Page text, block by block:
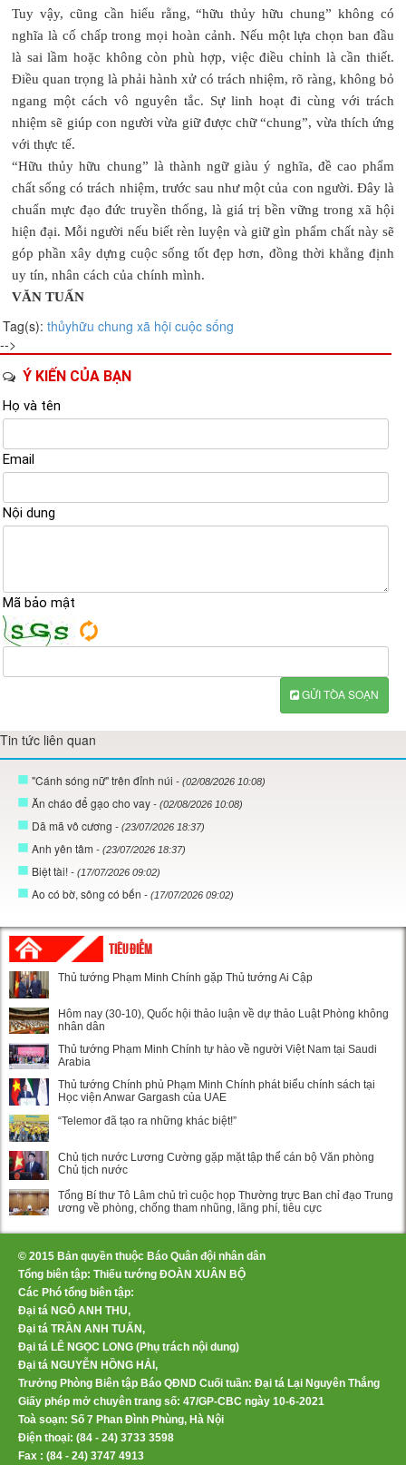
Tuy vậy, cũng cần hiểu rằng, “hữu thủy hữu chung” không có
nghĩa là cố chấp trong mọi hoàn cảnh. Nếu một lựa chọn ban đầu
là sai lầm hoặc không còn phù hợp, việc điều chỉnh là cần thiết.
Điều quan trọng là phải hành xử có trách nhiệm, rõ ràng, không bỏ
ngang một cách vô nguyên tắc. Sự linh hoạt đi cùng với trách
nhiệm sẽ giúp con người vừa giữ được chữ “chung”, vừa thích ứng
với thực tế.
“Hữu thủy hữu chung” là thành ngữ giàu ý nghĩa, đề cao phẩm
chất sống có trách nhiệm, trước sau như một của con người. Đây là
chuẩn mực đạo đức truyền thống, là giá trị bền vững trong xã hội
hiện đại. Mỗi người nếu biết rèn luyện và giữ gìn phẩm chất này sẽ
góp phần xây dựng cuộc sống tốt đẹp hơn, đồng thời khẳng định
uy tín, nhân cách của chính mình.
VĂN TUẤN
Tag(s): thủyhữu chung xã hội cuộc sống
-->
Ý KIẾN CỦA BẠN
Họ và tên
Email
Nội dung
Mã bảo mật
GỬI TÒA SOẠN
Tin tức liên quan
"Cánh sóng nữ" trên đỉnh núi - (02/08/2026 10:08)
Ăn cháo để gạo cho vay - (02/08/2026 10:08)
Dã mã vô cương - (23/07/2026 18:37)
Anh yên tâm - (23/07/2026 18:37)
Biệt tài! - (17/07/2026 09:02)
Ao có bờ, sông có bến - (17/07/2026 09:02)
TIÊU ĐIỂM
Thủ tướng Phạm Minh Chính gặp Thủ tướng Ai Cập
Hôm nay (30-10), Quốc hội thảo luận về dự thảo Luật Phòng không
nhân dân
Thủ tướng Phạm Minh Chính tự hào về người Việt Nam tại Saudi
Arabia
Thủ tướng Chính phủ Phạm Minh Chính phát biểu chính sách tại
Học viện Anwar Gargash của UAE
“Telemor đã tạo ra những khác biệt!”
Chủ tịch nước Lương Cường gặp mặt tập thể cán bộ Văn phòng
Chủ tịch nước
Tổng Bí thư Tô Lâm chủ trì cuộc họp Thường trực Ban chỉ đạo Trung
ương về phòng, chống tham nhũng, lãng phí, tiêu cực
© 2015 Bản quyền thuộc Báo Quân đội nhân dân
Tổng biên tập: Thiếu tướng ĐOÀN XUÂN BỘ
Các Phó tổng biên tập:
Đại tá NGÔ ANH THU,
Đại tá TRẦN ANH TUẤN,
Đại tá LÊ NGỌC LONG (Phụ trách nội dung)
Đại tá NGUYỄN HỒNG HẢI,
Trưởng Phòng Biên tập Báo QĐND Cuối tuần: Đại tá Lại Nguyên Thắng
Giấy phép mở chuyên trang số: 47/GP-CBC ngày 10-6-2021
Toà soạn: Số 7 Phan Đình Phùng, Hà Nội
Điện thoại: (84 - 24) 3733 3598
Fax : (84 - 24) 3747 4913